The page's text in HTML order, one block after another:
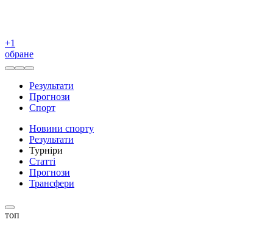
+1
обране
Результати
Прогнози
Спорт
Новини спорту
Результати
Турніри
Статті
Прогнози
Трансфери
топ